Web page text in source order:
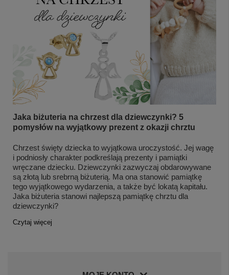
Jaka biżuteria na chrzest dla dziewczynki? 5
pomysłów na wyjątkowy prezent z okazji chrztu
Chrzest święty dziecka to wyjątkowa uroczystość. Jej wagę
i podniosły charakter podkreślają prezenty i pamiątki
wręczane dziecku. Dziewczynki zazwyczaj obdarowywane
są złotą lub srebrną biżuterią. Ma ona stanowić pamiątkę
tego wyjątkowego wydarzenia, a także być lokatą kapitału.
Jaka biżuteria stanowi najlepszą pamiątkę chrztu dla
dziewczynki?
Czytaj więcej